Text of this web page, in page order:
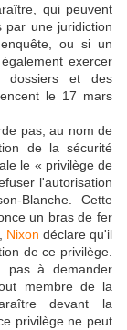
qui peuvent
par une juridiction
ou si un
exercer
dossiers et des
le 17 mars
pas, au nom de
de la sécurité
le « privilège de
l'autorisation
Blanche. Cette
un bras de fer
Nixon déclare qu'il
de ce privilège.
pas à demander
membre de la
devant la
privilège ne peut